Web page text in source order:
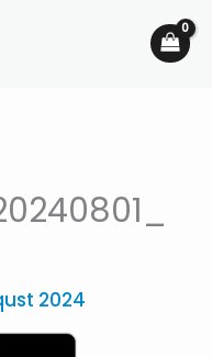
2024